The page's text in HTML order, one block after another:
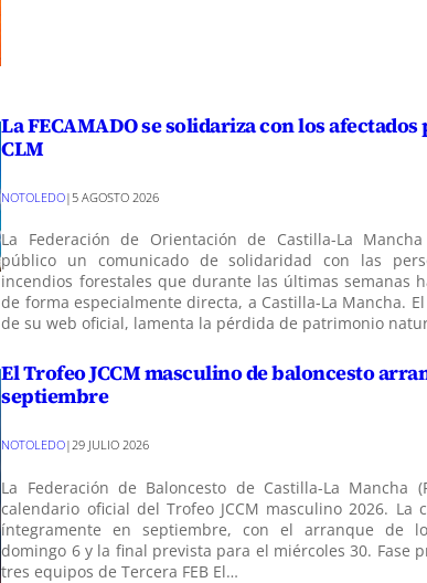
La FECAMADO se solidariza con los
CLM
NOTOLEDO|5 AGOSTO 2026
La Federación de Orientación de Castilla-La Mancha
público un comunicado de solidaridad con las
incendios forestales que durante las últimas semanas
de forma especialmente directa, a Castilla-La Mancha.
de su web oficial, lamenta la pérdida de patrimonio
El Trofeo JCCM masculino de baloncesto
septiembre
NOTOLEDO|29 JULIO 2026
La Federación de Baloncesto de Castilla-La Mancha
calendario oficial del Trofeo JCCM masculino 2026. La
íntegramente en septiembre, con el arranque de
domingo 6 y la final prevista para el miércoles 30. Fase
tres equipos de Tercera FEB El…